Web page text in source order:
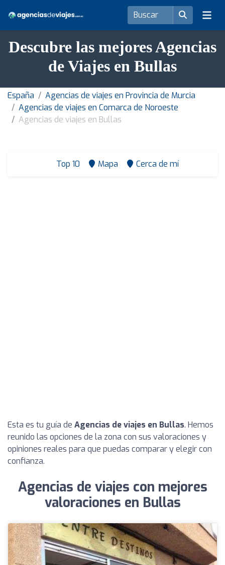
Descubre las mejores Agencias
de Viajes en Bullas
España
Agencias de viajes en Provincia de Murcia
Agencias de viajes en Comarca de Noroeste
Agencias de viajes en Bullas
Top 10 Mapa Cerca de mí
Esta es tu guía de Agencias de viajes en Bullas. Hemos
reunido las opciones de la zona con sus valoraciones y
opiniones reales para que puedas comparar y elegir con
confianza.
Agencias de viajes con mejores
valoraciones en Bullas